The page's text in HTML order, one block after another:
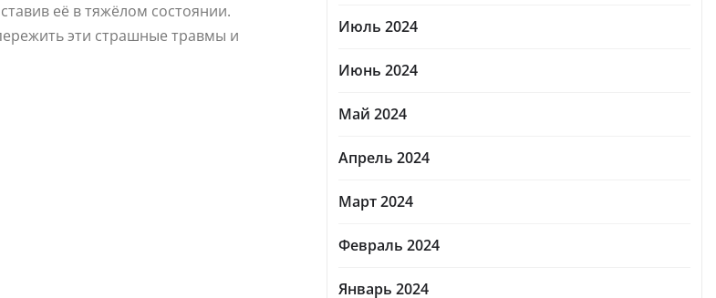
её в тяжёлом состоянии.
эти страшные травмы и
Июль 2024
Июнь 2024
Май 2024
Апрель 2024
Март 2024
Февраль 2024
Январь 2024